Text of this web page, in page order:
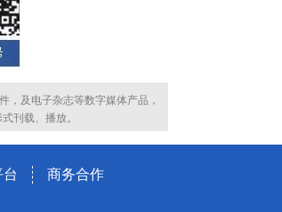
，及电子杂志等数字媒体产品，
刊载、播放。
商务合作